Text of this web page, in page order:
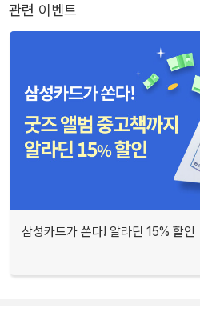
관련 이벤트
삼성카드가 쏜다! 알라딘 15% 할인